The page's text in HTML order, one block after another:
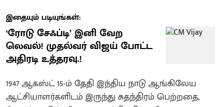
இதையும் படியுங்கள்:
​‘ரோடு சேஃப்டி’ இனி வேற
லெவல்! முதல்வர் விஜய் போட்ட
அதிரடி உத்தரவு.!
1947 ஆகஸ்ட் 15-ம் தேதி இந்திய நாடு ஆங்கிலேய
ஆட்சியாளர்களிடம் இருந்து சுதந்திரம் பெற்றதை,